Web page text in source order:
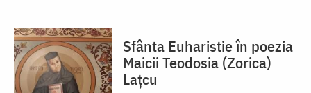
Sfânta Euharistie în poezia
Maicii Teodosia (Zorica)
Lațcu